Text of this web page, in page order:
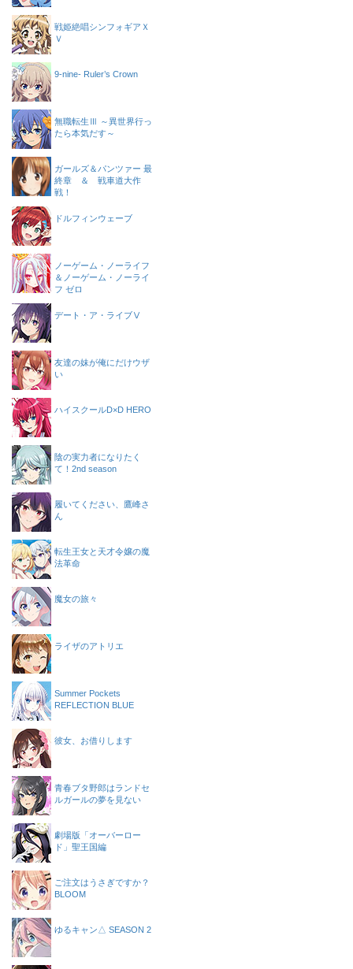
戦姫絶唱シンフォギアＸ
Ｖ
9-nine- Ruler’s Crown
無職転生Ⅲ ～異世界行っ
たら本気だす～
ガールズ＆パンツァー 最
終章 ＆ 戦車道大作
戦！
ドルフィンウェーブ
ノーゲーム・ノーライフ
＆ノーゲーム・ノーライ
フ ゼロ
デート・ア・ライブⅤ
友達の妹が俺にだけウザ
い
ハイスクールD×D HERO
陰の実力者になりたく
て！2nd season
履いてください、鷹峰さ
ん
転生王女と天才令嬢の魔
法革命
魔女の旅々
ライザのアトリエ
Summer Pockets
REFLECTION BLUE
彼女、お借りします
青春ブタ野郎はランドセ
ルガールの夢を見ない
劇場版「オーバーロー
ド」聖王国編
ご注文はうさぎですか？
BLOOM
ゆるキャン△ SEASON 2